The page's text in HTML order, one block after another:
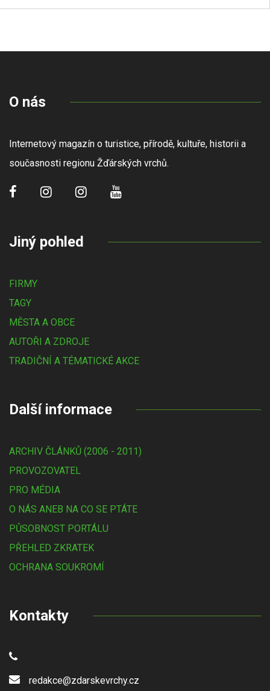
O nás
Internetový magazín o turistice, přírodě, kultuře, historii a
současnosti regionu Žďárských vrchů.
Jiný pohled
FIRMY
TAGY
MĚSTA A OBCE
AUTOŘI A ZDROJE
TRADIČNÍ A TÉMATICKÉ AKCE
Další informace
ARCHIV ČLÁNKŮ (2006 - 2011)
PROVOZOVATEL
PRO MÉDIA
O NÁS ANEB NA CO SE PTÁTE
PŮSOBNOST PORTÁLU
PŘEHLED ZKRATEK
OCHRANA SOUKROMÍ
Kontakty
redakce@zdarskevrchy.cz